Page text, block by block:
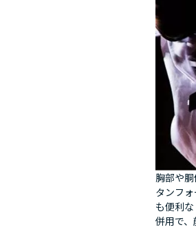
胸部や
タンフ
も便利
併用で